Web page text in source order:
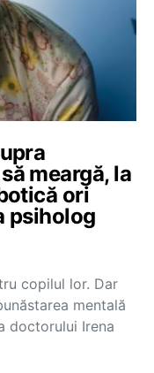
meargă, la
ori
psiholog
copilul lor. Dar
mentală
doctorului Irena